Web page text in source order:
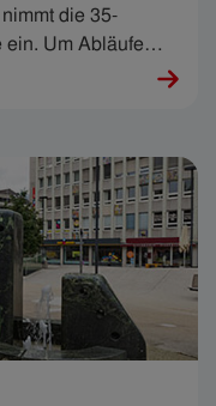
die 35-
Um Abläufe
und Kund:innen zu
Fähigkeiten​.